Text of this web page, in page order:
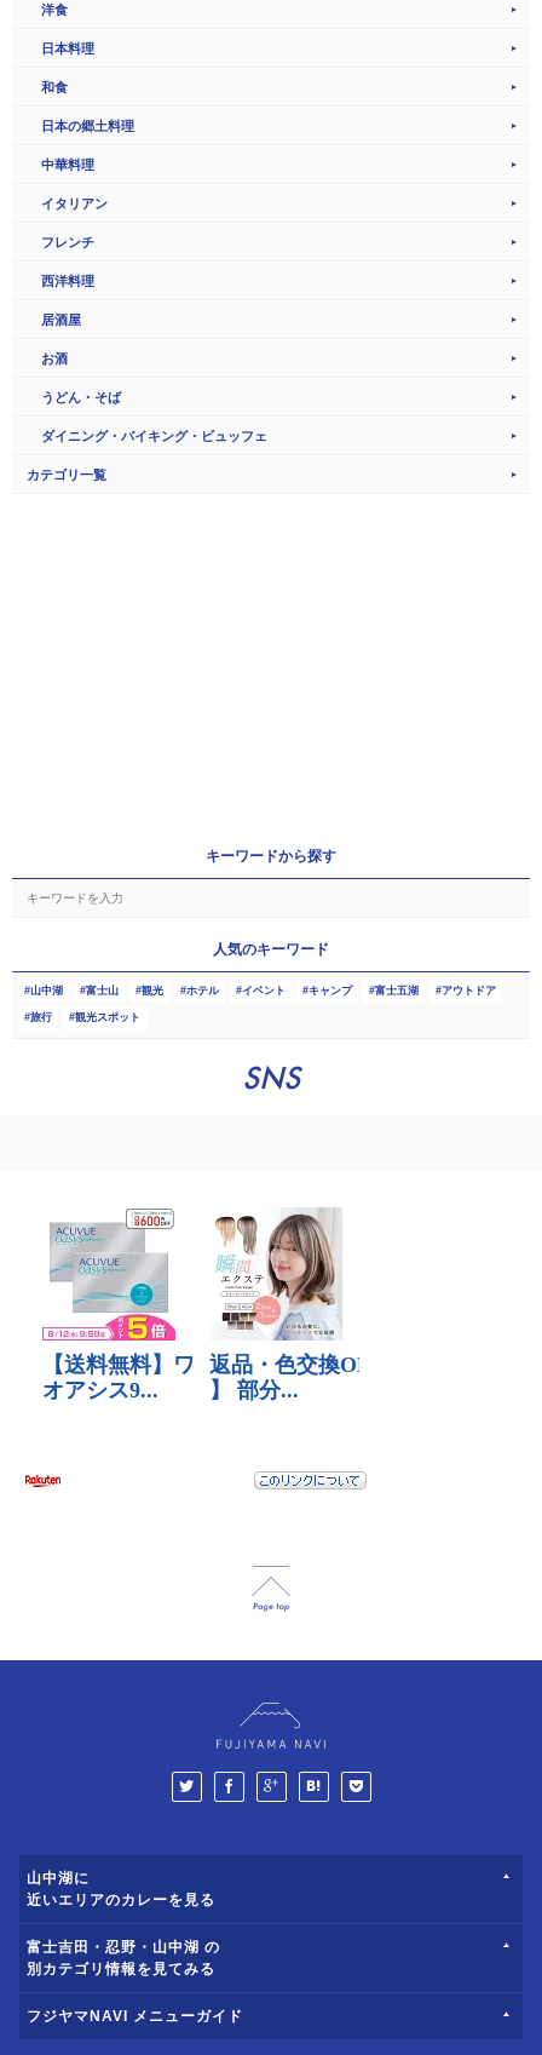
洋食
日本料理
和食
日本の郷土料理
中華料理
イタリアン
フレンチ
西洋料理
居酒屋
お酒
うどん・そば
ダイニング・バイキング・ビュッフェ
カテゴリ一覧
キーワードから探す
人気のキーワード
山中湖 富士山 観光 ホテル イベント キャンプ 富士五湖 アウトドア
旅行 観光スポット
SNS
山中湖に
近いエリアのカレーを見る
富士吉田・忍野・山中湖 の
別カテゴリ情報を見てみる
フジヤマNAVI メニューガイド